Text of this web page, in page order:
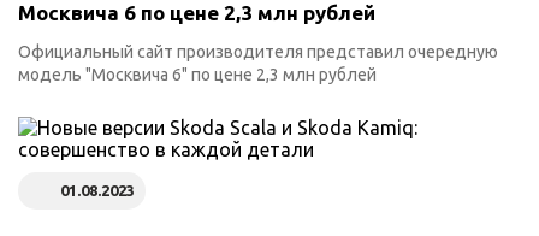
Москвича 6 по цене 2,3 млн рублей
Официальный сайт производителя представил очередную
модель "Москвича 6" по цене 2,3 млн рублей
01.08.2023